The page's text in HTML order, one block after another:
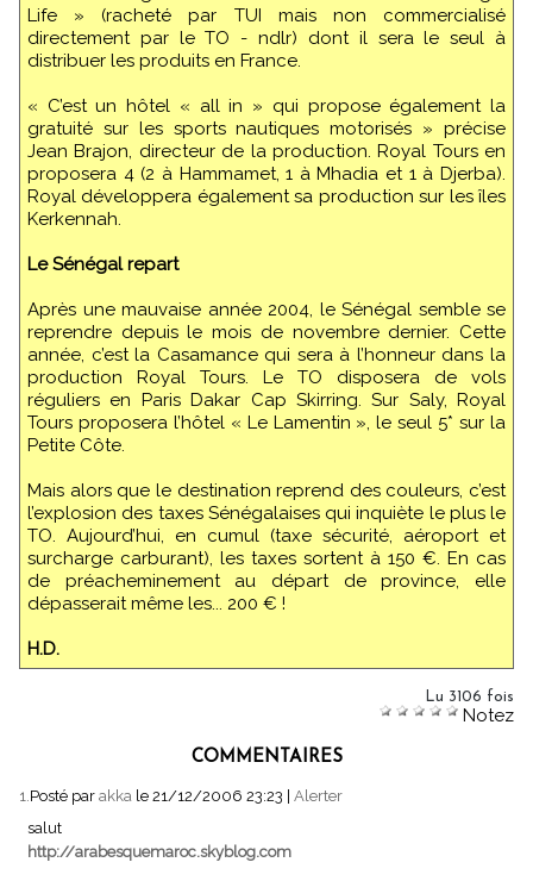
Life » (racheté par TUI mais non commercialisé
directement par le TO - ndlr) dont il sera le seul à
distribuer les produits en France.
« C’est un hôtel « all in » qui propose également la
gratuité sur les sports nautiques motorisés » précise
Jean Brajon, directeur de la production. Royal Tours en
proposera 4 (2 à Hammamet, 1 à Mhadia et 1 à Djerba).
Royal développera également sa production sur les îles
Kerkennah.
Le Sénégal repart
Après une mauvaise année 2004, le Sénégal semble se
reprendre depuis le mois de novembre dernier. Cette
année, c’est la Casamance qui sera à l’honneur dans la
production Royal Tours. Le TO disposera de vols
réguliers en Paris Dakar Cap Skirring. Sur Saly, Royal
Tours proposera l’hôtel « Le Lamentin », le seul 5* sur la
Petite Côte.
Mais alors que le destination reprend des couleurs, c’est
l’explosion des taxes Sénégalaises qui inquiète le plus le
TO. Aujourd’hui, en cumul (taxe sécurité, aéroport et
surcharge carburant), les taxes sortent à 150 €. En cas
de préacheminement au départ de province, elle
dépasserait même les... 200 € !
H.D.
Lu 3106 fois
Notez
COMMENTAIRES
1.Posté par akka le 21/12/2006 23:23
Alerter
salut
http://arabesquemaroc.skyblog.com